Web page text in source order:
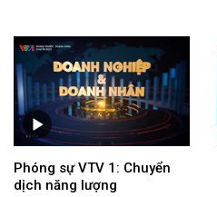
Phóng sự VTV 1: Chuyển
dịch năng lượng